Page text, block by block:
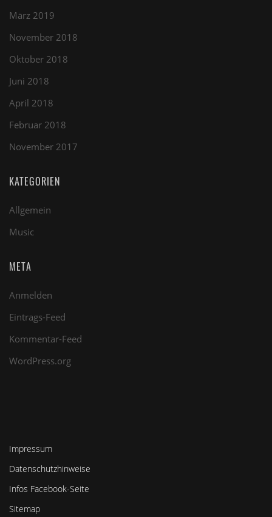
März 2019
November 2018
Oktober 2018
Juni 2018
April 2018
Februar 2018
November 2017
KATEGORIEN
Allgemein
Music
META
Anmelden
Eintrags-Feed
Kommentar-Feed
WordPress.org
Impressum
Datenschutzhinweise
Infos Facebook-Seite
Sitemap